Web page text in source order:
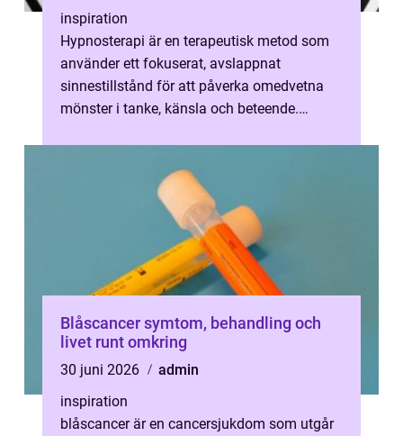
inspiration
Hypnosterapi är en terapeutisk metod som
använder ett fokuserat, avslappnat
sinnestillstånd för att påverka omedvetna
mönster i tanke, känsla och beteende.
Blåscancer symtom, behandling och
livet runt omkring
30 juni 2026
admin
inspiration
blåscancer är en cancersjukdom som utgår